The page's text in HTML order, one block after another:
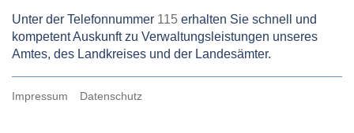
Unter der Telefonnummer 115 erhalten Sie schnell und
kompetent Auskunft zu Verwaltungsleistungen unseres
Amtes, des Landkreises und der Landesämter.
Impressum Datenschutz